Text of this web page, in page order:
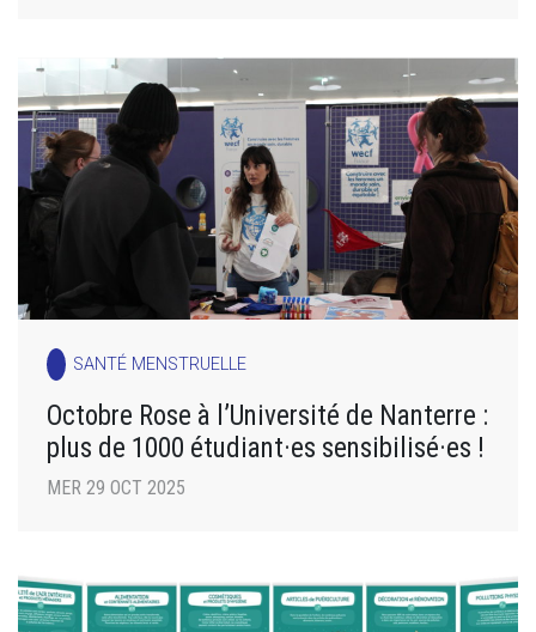
SANTÉ MENSTRUELLE
Octobre Rose à l’Université de Nanterre :
plus de 1000 étudiant·es sensibilisé·es !
MER 29 OCT 2025